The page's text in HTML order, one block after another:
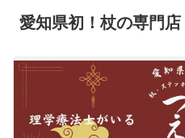
愛知県初！杖の専門店